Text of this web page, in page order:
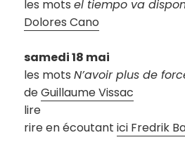
les motsel tiempo va
Dolores Cano
samedi 18 mai
les motsN’avoir plus de
deGuillaume Vissac
lire
rire en écoutantici Fredrik